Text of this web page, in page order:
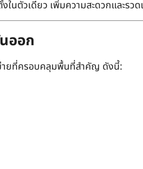
นตัวเดียว เพิ่มความสะดวกและรว
ออก
ายที่ครอบคลุมพื้นที่สำคัญ ดังนี้: